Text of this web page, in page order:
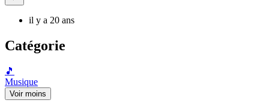
il y a 20 ans
Catégorie
🎵
Musique
Voir moins